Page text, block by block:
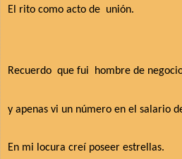
El rito como acto de unión.
Recuerdo que fui hombre de
y apenas vi un número en el salario
En mi locura creí poseer estrellas.